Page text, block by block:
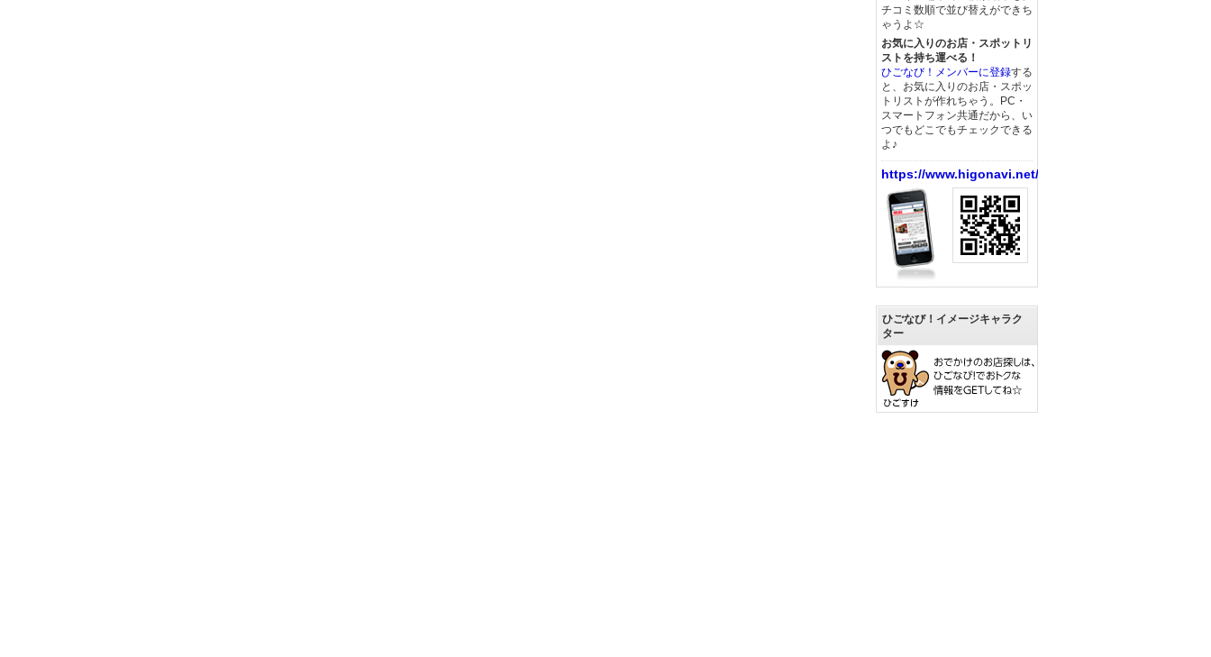
チコミ数順で並び替えができち
ゃうよ☆
お気に入りのお店・スポットリ
ストを持ち運べる！
ひごなび！メンバーに登録する
と、お気に入りのお店・スポッ
トリストが作れちゃう。PC・
スマートフォン共通だから、い
つでもどこでもチェックできる
よ♪
https://www.higonavi.net/
ひごなび！イメージキャラク
ター